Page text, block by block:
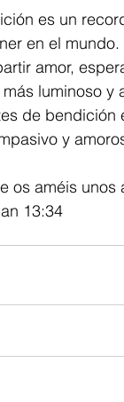
es un
en el
amor,
luminoso
de bendición
y
os améis
13:34